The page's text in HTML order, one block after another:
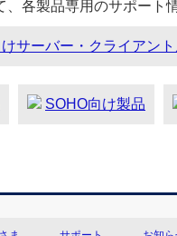
、各製品専用のサポート
サーバー・クライアン
SOHO向け製品